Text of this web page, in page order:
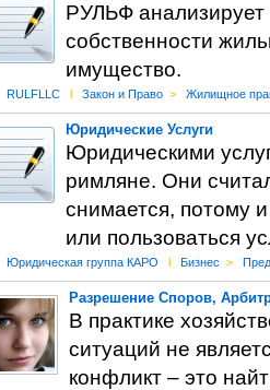
РУЛЬФ
собственности
имущество.
RULFLLC l Закон и Право > Жилищное
Юридические Услуги
Юридическими
римляне. Они
снимается, потому
или пользоваться
Юридическая группа КАРО l Бизнес >
Разрешение Споров,
В практике
ситуаций не
конфликт – это